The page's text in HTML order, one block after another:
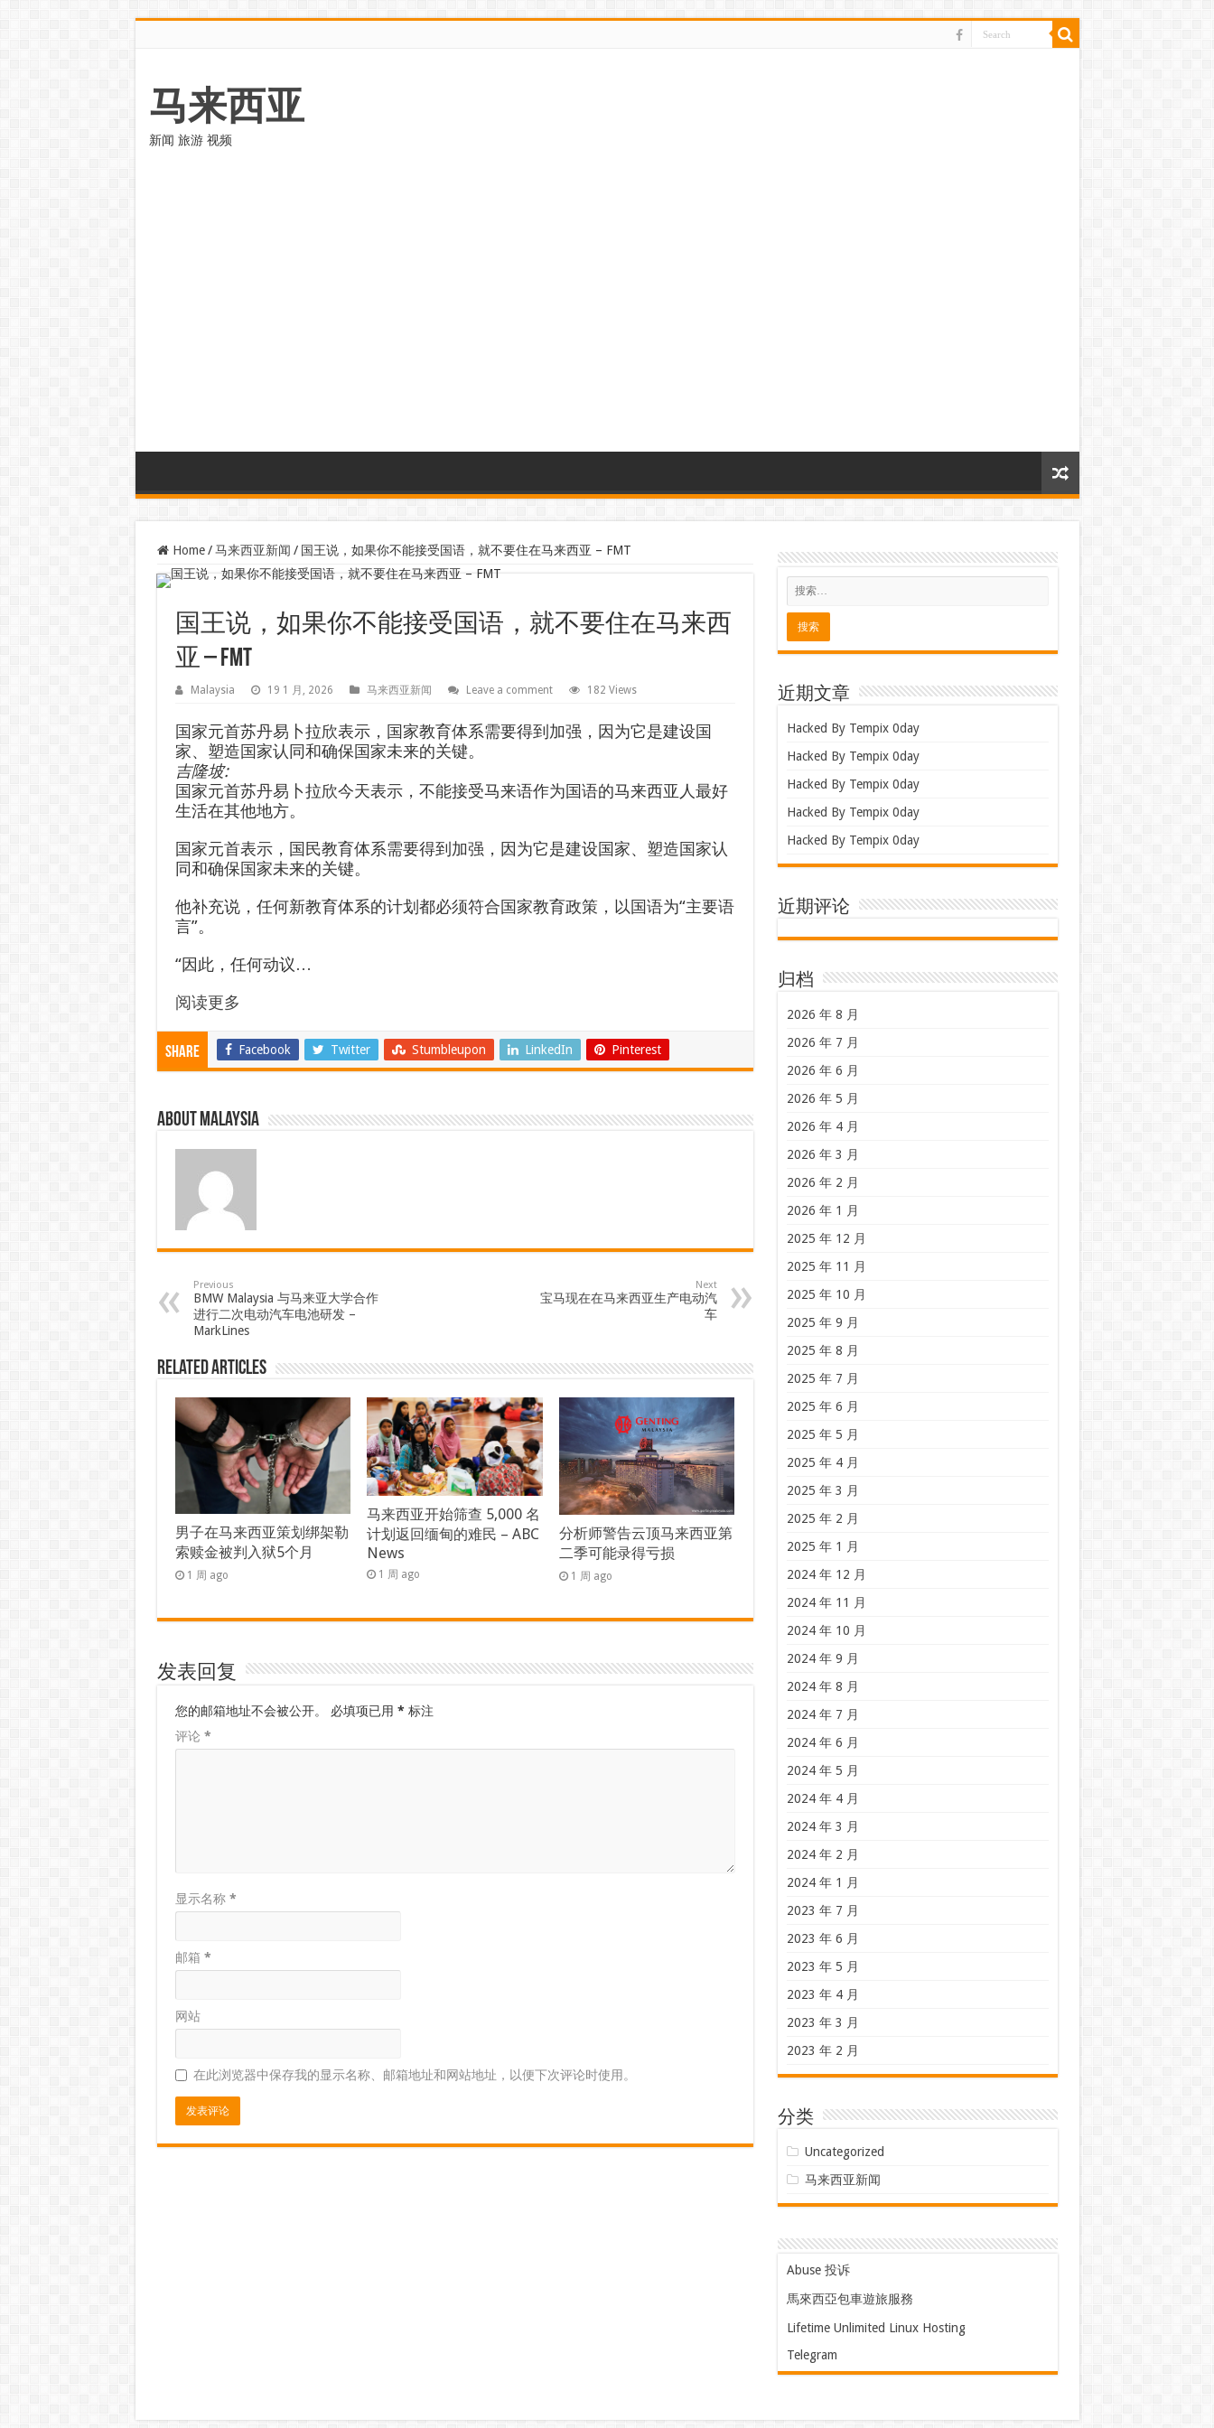
马来西亚
新闻 旅游 视频
Home / 马来西亚新闻 / 国王说，如果你不能接受国语，就不要住在马来西亚 – FMT
国王说，如果你不能接受国语，就不要住在马来西
亚 – FMT
Malaysia 19 1 月, 2026 马来西亚新闻 Leave a comment 182 Views
国家元首苏丹易卜拉欣表示，国家教育体系需要得到加强，因为它是建设国
家、塑造国家认同和确保国家未来的关键。
吉隆坡:
国家元首苏丹易卜拉欣今天表示，不能接受马来语作为国语的马来西亚人最好
生活在其他地方。
国家元首表示，国民教育体系需要得到加强，因为它是建设国家、塑造国家认
同和确保国家未来的关键。
他补充说，任何新教育体系的计划都必须符合国家教育政策，以国语为“主要语
言”。
“因此，任何动议…
阅读更多
Share Facebook Twitter Stumbleupon LinkedIn Pinterest
About Malaysia
Previous
BMW Malaysia 与马来亚大学合作
进行二次电动汽车电池研发 –
MarkLines
Next
宝马现在在马来西亚生产电动汽
车
Related Articles
男子在马来西亚策划绑架勒
索赎金被判入狱5个月
1 周 ago
马来西亚开始筛查 5,000 名
计划返回缅甸的难民 – ABC
News
1 周 ago
分析师警告云顶马来西亚第
二季可能录得亏损
1 周 ago
发表回复
您的邮箱地址不会被公开。 必填项已用 * 标注
评论 *
显示名称 *
邮箱 *
网站
在此浏览器中保存我的显示名称、邮箱地址和网站地址，以便下次评论时使用。
近期文章
Hacked By Tempix 0day
Hacked By Tempix 0day
Hacked By Tempix 0day
Hacked By Tempix 0day
Hacked By Tempix 0day
近期评论
归档
2026 年 8 月
2026 年 7 月
2026 年 6 月
2026 年 5 月
2026 年 4 月
2026 年 3 月
2026 年 2 月
2026 年 1 月
2025 年 12 月
2025 年 11 月
2025 年 10 月
2025 年 9 月
2025 年 8 月
2025 年 7 月
2025 年 6 月
2025 年 5 月
2025 年 4 月
2025 年 3 月
2025 年 2 月
2025 年 1 月
2024 年 12 月
2024 年 11 月
2024 年 10 月
2024 年 9 月
2024 年 8 月
2024 年 7 月
2024 年 6 月
2024 年 5 月
2024 年 4 月
2024 年 3 月
2024 年 2 月
2024 年 1 月
2023 年 7 月
2023 年 6 月
2023 年 5 月
2023 年 4 月
2023 年 3 月
2023 年 2 月
分类
Uncategorized
马来西亚新闻
Abuse 投诉
馬來西亞包車遊旅服務
Lifetime Unlimited Linux Hosting
Telegram